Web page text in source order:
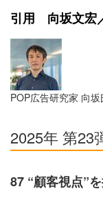
引用 向坂文宏
POP広告研究家 向坂
2025年 第23
87 “顧客視点”